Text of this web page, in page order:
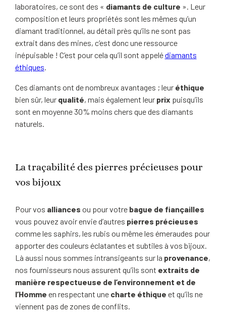
laboratoires, ce sont des « diamants de culture ». Leur
composition et leurs propriétés sont les mêmes qu’un
diamant traditionnel, au détail près qu’ils ne sont pas
extrait dans des mines, c’est donc une ressource
inépuisable ! C’est pour cela qu’il sont appelédiamants
éthiques.
Ces diamants ont de nombreux avantages ; leur éthique
bien sûr, leur qualité, mais également leur prix puisqu’ils
sont en moyenne 30% moins chers que des diamants
naturels.
La traçabilité des pierres précieuses pour
vos bijoux
Pour vos alliances ou pour votre bague de fiançailles
vous pouvez avoir envie d’autres pierres précieuses
comme les saphirs, les rubis ou même les émeraudes pour
apporter des couleurs éclatantes et subtiles à vos bijoux.
Là aussi nous sommes intransigeants sur la provenance,
nos fournisseurs nous assurent qu’ils sont extraits de
manière respectueuse de l’environnement et de
l’Homme en respectant une charte éthique et qu’ils ne
viennent pas de zones de conflits.